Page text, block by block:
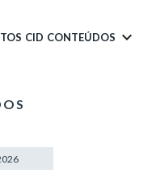
CID CONTEÚDOS